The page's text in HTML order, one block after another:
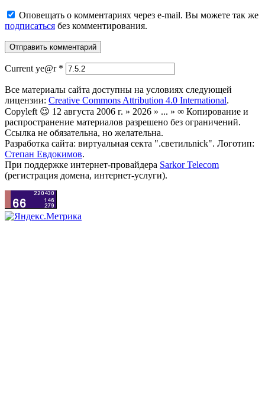
Оповещать о комментариях через e-mail. Вы можете так же
подписаться без комментирования.
Current ye@r *
Все материалы сайта доступны на условиях следующей
лицензии: Creative Commons Attribution 4.0 International.
Copyleft 😉 12 августа 2006 г. » 2026 » ... » ∞ Копирование и
распространение материалов разрешено без ограничений.
Ссылка не обязательна, но желательна.
Разработка сайта: виртуальная секта ".светильnick". Логотип:
Степан Евдокимов.
При поддержке интернет-провайдера Sarkor Telecom
(регистрация домена, интернет-услуги).